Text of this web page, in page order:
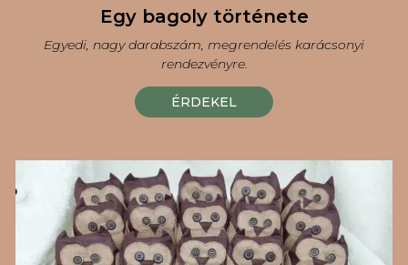
Egy bagoly története
Egyedi, nagy darabszám, megrendelés karácsonyi
rendezvényre.
ÉRDEKEL